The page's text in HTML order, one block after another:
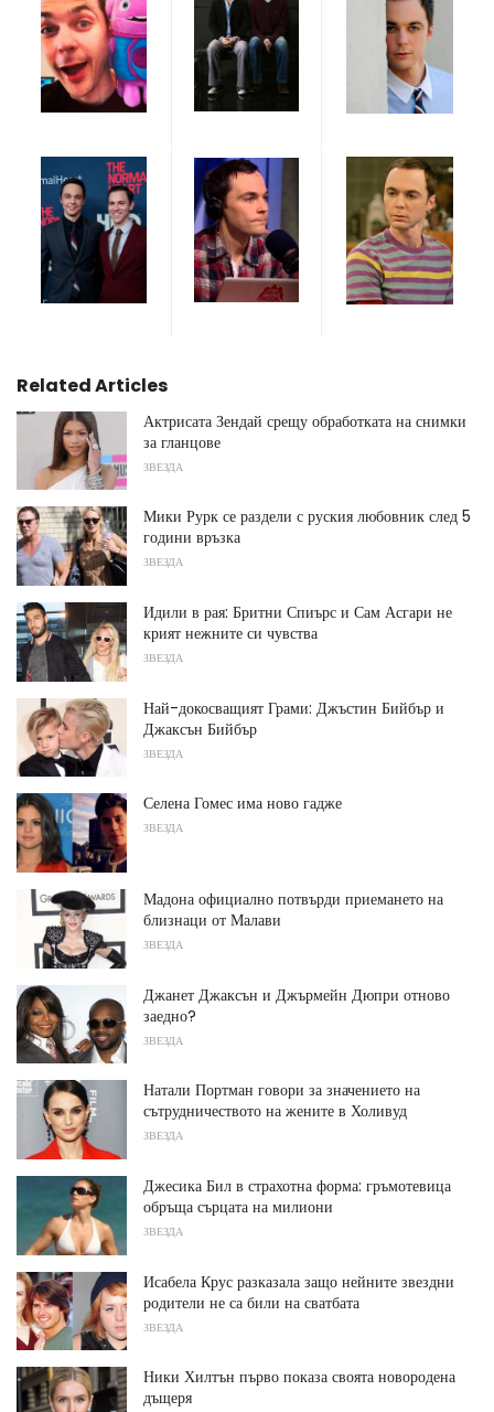
Related Articles
Актрисата Зендай срещу обработката на снимки
за гланцове
ЗВЕЗДА
Мики Рурк се раздели с руския любовник след 5
години връзка
ЗВЕЗДА
Идили в рая: Бритни Спиърс и Сам Асгари не
крият нежните си чувства
ЗВЕЗДА
Най-докосващият Грами: Джъстин Бийбър и
Джаксън Бийбър
ЗВЕЗДА
Селена Гомес има ново гадже
ЗВЕЗДА
Мадона официално потвърди приемането на
близнаци от Малави
ЗВЕЗДА
Джанет Джаксън и Джърмейн Дюпри отново
заедно?
ЗВЕЗДА
Натали Портман говори за значението на
сътрудничеството на жените в Холивуд
ЗВЕЗДА
Джесика Бил в страхотна форма: гръмотевица
обръща сърцата на милиони
ЗВЕЗДА
Исабела Крус разказала защо нейните звездни
родители не са били на сватбата
ЗВЕЗДА
Ники Хилтън първо показа своята новородена
дъщеря